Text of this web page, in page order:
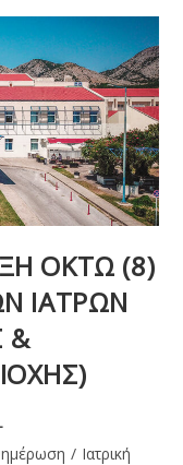
ΟΚΤΩ (8)
ΙΑΤΡΩΝ
&
/ Ιατρική